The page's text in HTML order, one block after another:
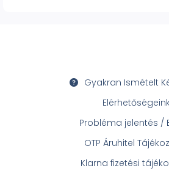
Gyakran Ismételt
Probléma jelentés /
OTP Áruhitel
Klarna fizetési